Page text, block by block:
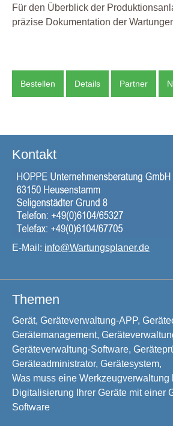
Für den Überblick der
präzise Dokumentation der
Bestellen Details Partner
Kontakt
E-Mail: info@Wartungsplaner.de
Themen
Gerät, Geräteverwaltung-APP,
Gerätemanagement,
Geräteverwaltung-Software,
Geräteadministrator, Gerätesystem,
Was muss eine Werkzeugverwaltung
Digitalisierung Ihrer Geräte mit einer
Software